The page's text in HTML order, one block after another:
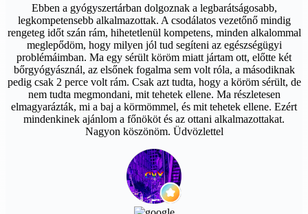
Ebben a gyógyszertárban dolgoznak a legbarátságosabb,
legkompetensebb alkalmazottak. A csodálatos vezetőnő mindig
rengeteg időt szán rám, hihetetlenül kompetens, minden alkalommal
meglepődöm, hogy milyen jól tud segíteni az egészségügyi
problémáimban. Ma egy sérült köröm miatt jártam ott, előtte két
bőrgyógyásznál, az elsőnek fogalma sem volt róla, a másodiknak
pedig csak 2 perce volt rám. Csak azt tudta, hogy a köröm sérült, de
nem tudta megmondani, mit tehetek ellene. Ma részletesen
elmagyarázták, mi a baj a körmömmel, és mit tehetek ellene. Ezért
mindenkinek ajánlom a főnököt és az ottani alkalmazottakat.
Nagyon köszönöm. Üdvözlettel